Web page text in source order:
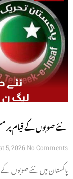
نئے صوبوں کے قیام
5, 2026 No Comments
پاکستان میں نئے صوبوں